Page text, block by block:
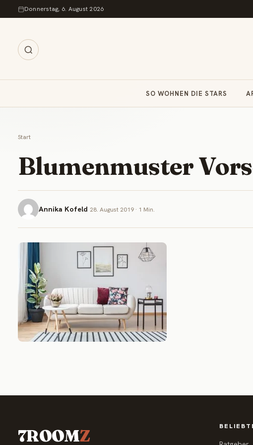
Zum Inhalt springen
Donnerstag, 6. August 2026
SO WOHNEN DIE STARS
Start
Blumenmuster
Annika Kofeld 28. August 2019 · 1 Min.
7ROOMZ